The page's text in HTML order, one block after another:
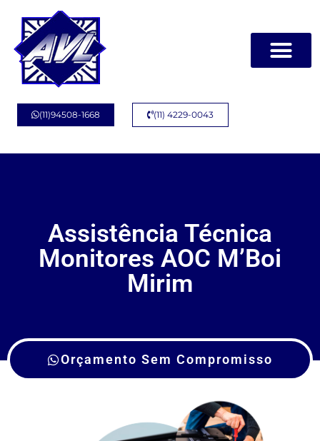
(11)94508-1668 (11) 4229-0043
Assistência Técnica
Monitores AOC M’Boi
Mirim
Orçamento Sem Compromisso